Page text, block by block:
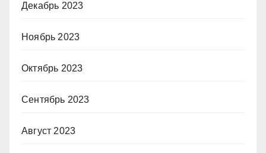
Декабрь 2023
Ноябрь 2023
Октябрь 2023
Сентябрь 2023
Август 2023